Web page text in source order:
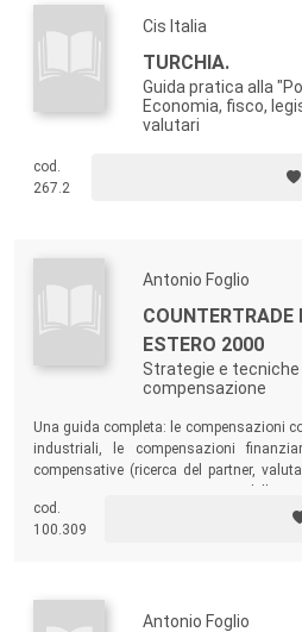
Cis Italia
TURCHIA.
Guida pratica alla
Economia, fisco,
valutari
cod.
267.2
Antonio Foglio
COUNTERTRADE
ESTERO 2000
Strategie e tecniche
compensazione
Una guida completa: le compensazioni
industriali, le compensazioni
compensative (ricerca del partner,
compensazione, aspetti
compensativo, ecc.).
cod.
100.309
Antonio Foglio